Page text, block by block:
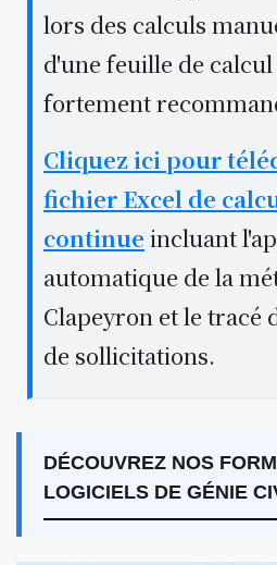
lors des calculs
d'une feuille de
fortement
Cliquez ici pour
fichier Excel de
continue incluant
automatique de la
Clapeyron et le tracé
de sollicitations.
DÉCOUVREZ NOS
LOGICIELS DE GÉNIE